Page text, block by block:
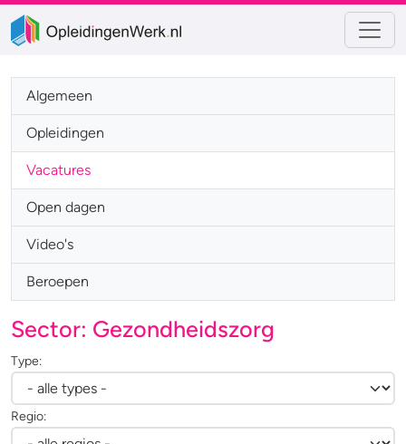
Algemeen
Opleidingen
Vacatures
Open dagen
Video's
Beroepen
Sector: Gezondheidszorg
Type:
Regio: